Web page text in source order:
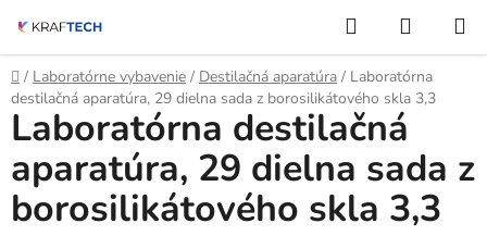
obsah
Hľadať
KOŠÍK
Domov
/ Laboratórne vybavenie / Destilačná aparatúra / Laboratórna
destilačná aparatúra, 29 dielna sada z borosilikátového skla 3,3
Laboratórna destilačná
aparatúra, 29 dielna sada z
borosilikátového skla 3,3